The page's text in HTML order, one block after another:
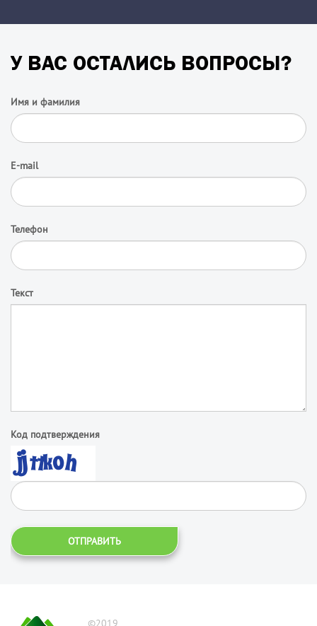
У ВАС ОСТАЛИСЬ ВОПРОСЫ?
Имя и фамилия
E-mail
Телефон
Текст
Код подтверждения
ОТПРАВИТЬ